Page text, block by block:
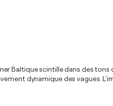
Baltique scintille dans des tons
dynamique des vagues.